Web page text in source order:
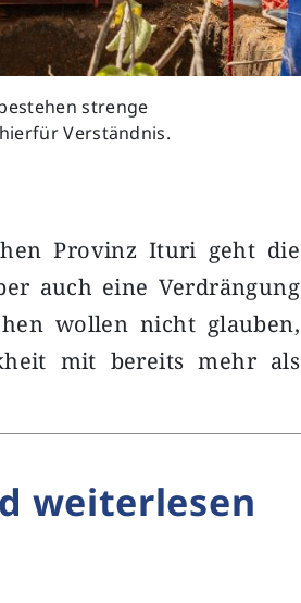
strenge
Verständnis.
Provinz Ituri geht die
auch eine Verdrängung
wollen nicht glauben,
mit bereits mehr als
weiterlesen